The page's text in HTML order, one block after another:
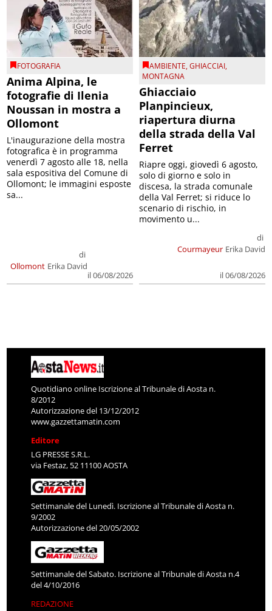
FOTOGRAFIA
Anima Alpina, le
fotografie di Ilenia
Noussan in mostra a
Ollomont
Ollomont
di
Erika David
il 06/08/2026
L'inaugurazione della mostra
fotografica è in programma
venerdì 7 agosto alle 18, nella
sala espositiva del Comune di
Ollomont; le immagini esposte
sa...
AMBIENTE,GHIACCIAI,
MONTAGNA
Ghiacciaio
Planpincieux,
riapertura diurna
della strada della Val
Ferret
Courmayeur
di
Erika David
il 06/08/2026
Riapre oggi, giovedì 6 agosto,
solo di giorno e solo in
discesa, la strada comunale
della Val Ferret; si riduce lo
scenario di rischio, in
movimento u...
Quotidiano online Iscrizione al Tribunale di Aosta n.
8/2012
Autorizzazione del 13/12/2012
www.gazzettamatin.com
Editore
LG PRESSE S.R.L.
via Festaz, 52 11100 AOSTA
Settimanale del Lunedì. Iscrizione al Tribunale di Aosta n.
9/2002
Autorizzazione del 20/05/2002
Settimanale del Sabato. Iscrizione al Tribunale di Aosta n.4
del 4/10/2016
REDAZIONE